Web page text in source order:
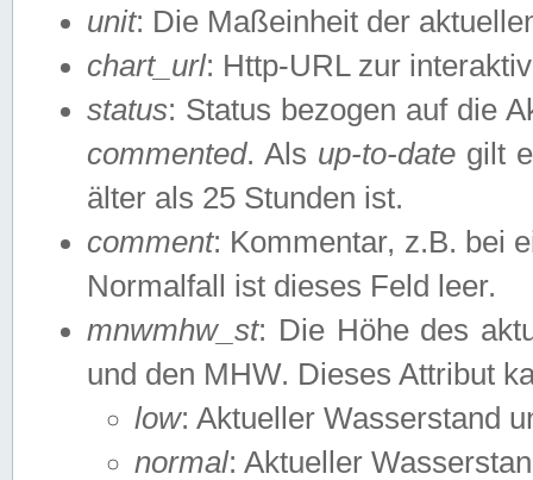
unit: Die Maßeinheit der
chart_url: Http-URL zur
status: Status bezogen auf die
commented. Als up-to-date gilt
älter als 25 Stunden ist.
comment: Kommentar, z.B. bei
Normalfall ist dieses Feld leer.
mnwmhw_st: Die Höhe des
und den MHW. Dieses Attribut
low: Aktueller Wasserstand
normal: Aktueller